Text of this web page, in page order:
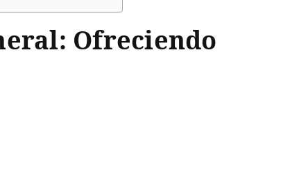
Ofreciendo